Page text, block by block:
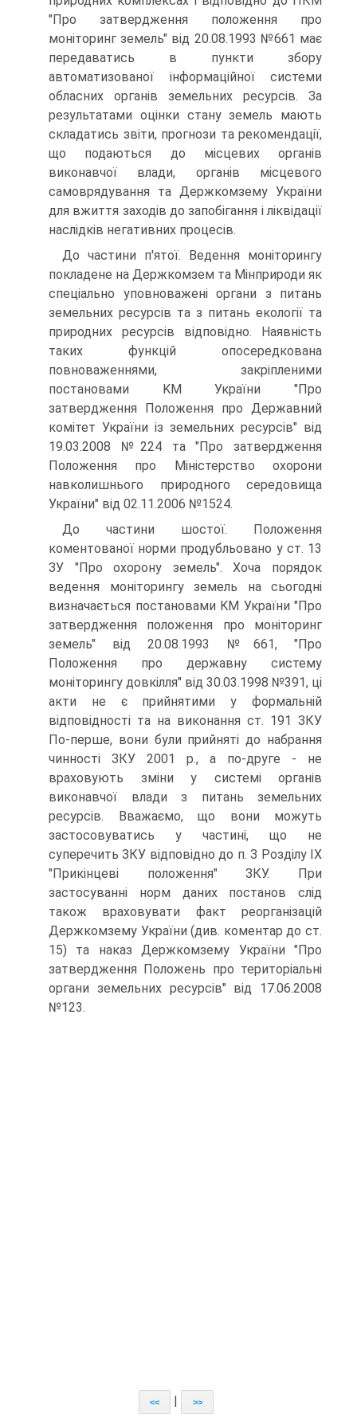
"Про затвердження положення про
моніторинг земель" від 20.08.1993 №661 має
передаватись в пункти збору
автоматизованої інформаційної системи
обласних органів земельних ресурсів. За
результа­тами оцінки стану земель мають
складатись звіти, прогнози та рекомендації,
що подаються до місцевих органів
виконавчої влади, органів місцевого
самоврядування та Держкомзему України
для вжиття заходів до запобігання і ліквідації
наслідків негативних процесів.
До частини п'ятої. Ведення моніторингу
покладене на Держкомзем та Мінприроди як
спеціально уповноважені органи з питань
земельних ресурсів та з питань екології та
природних ресурсів відповідно. Наявність
таких функцій опосередкована
повноваженнями, закріпленими
постановами KM України "Про
затвердження Положення про Державний
комітет України із земельних ресурсів" від
19.03.2008 №224 та "Про затвердження
Поло­ження про Міністерство охорони
навколишнього природного середовища
України" від 02.11.2006 №1524.
До частини шостої. Положення
коментованої норми продубльовано у ст. 13
ЗУ "Про охорону земель". Хоча порядок
ведення моніторингу земель на сьогодні
визначається постановами KM України "Про
затвердження положення про моніторинг
земель" від 20.08.1993 №661, "Про
Положення про державну систему
моніторингу довкілля" від 30.03.1998 №391, ці
акти не є прийнятими у формальній
відповідності та на виконання ст. 191 ЗКУ
По-перше, вони були прийняті до набрання
чинності ЗКУ 2001 p., а по-друге - не
враховують зміни у системі органів
виконавчої влади з питань земельних
ресурсів. Вважаємо, що вони можуть
застосовуватись у частині, що не
суперечить ЗКУ відповідно до п. З Розділу IX
"Прикінцеві положення" ЗКУ. При
застосуванні норм даних постанов слід
також враховувати факт реорганізацій
Держкомзему України (див. коментар до ст.
15) та наказ Держкомзему України "Про
затвердження Положень про територіальні
органи земельних ресурсів" від 17.06.2008
№123.
<< >>